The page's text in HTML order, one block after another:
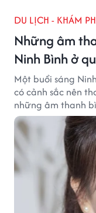
DU LỊCH - KHÁM
Những âm
Ninh Bình ở
Một buổi sáng
có cảnh sắc nên
những âm thanh